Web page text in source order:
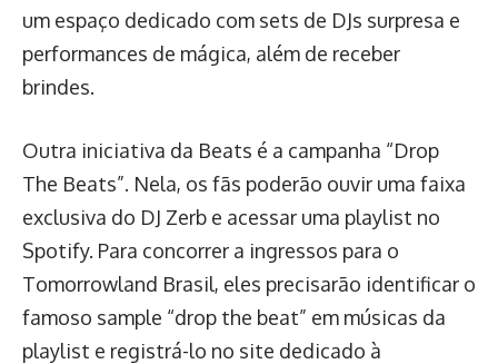
um espaço dedicado com sets de DJs surpresa e
performances de mágica, além de receber
brindes.
Outra iniciativa da Beats é a campanha “Drop
The Beats”. Nela, os fãs poderão ouvir uma faixa
exclusiva do DJ Zerb e acessar uma playlist no
Spotify. Para concorrer a ingressos para o
Tomorrowland Brasil, eles precisarão identificar o
famoso sample “drop the beat” em músicas da
playlist e registrá-lo no site dedicado à